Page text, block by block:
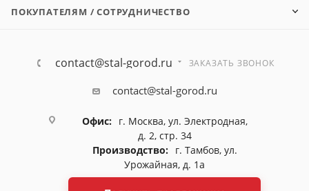
ПОКУПАТЕЛЯМ / СОТРУДНИЧЕСТВО
contact@stal-gorod.ru ЗАКАЗАТЬ ЗВОНОК
contact@stal-gorod.ru
Офис:
г. Москва, ул. Электродная,
д. 2, стр. 34
Производство:
г. Тамбов, ул.
Урожайная, д. 1а